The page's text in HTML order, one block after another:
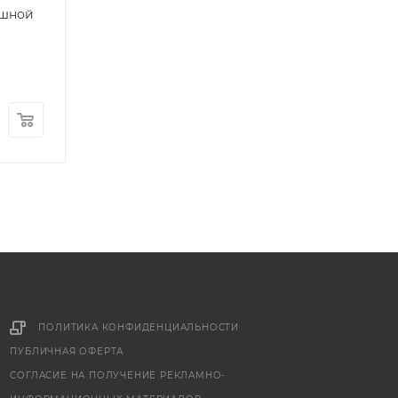
ПОЛИТИКА КОНФИДЕНЦИАЛЬНОСТИ
ПУБЛИЧНАЯ ОФЕРТА
СОГЛАСИЕ НА ПОЛУЧЕНИЕ РЕКЛАМНО-